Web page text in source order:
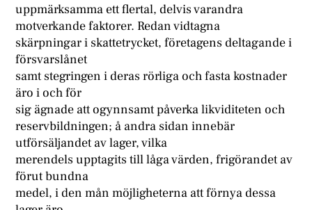
uppmärksamma ett flertal, delvis varandra
motverkande faktorer. Redan vidtagna
skärpningar i skattetrycket, företagens deltagande i
försvarslånet
samt stegringen i deras rörliga och fasta kostnader
äro i och för
sig ägnade att ogynnsamt påverka likviditeten och
reservbildningen; å andra sidan innebär
utförsäljandet av lager, vilka
merendels upptagits till låga värden, frigörandet av
förut bundna
medel, i den mån möjligheterna att förnya dessa